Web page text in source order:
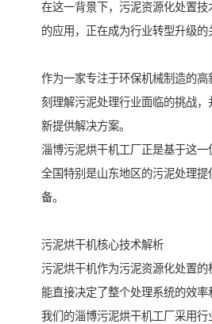
在这一背景下，污泥资源化处置
的应用，正在成为行业转型升级的
作为一家专注于环保机械制造的
刻理解污泥处理行业面临的挑战，
新提供解决方案。
淄博污泥烘干机工厂正是基于这一
全国特别是山东地区的污泥处理
备。
污泥烘干机核心技术解析
污泥烘干机作为污泥资源化处置
能直接决定了整个处理系统的效率
我们的淄博污泥烘干机工厂采用行